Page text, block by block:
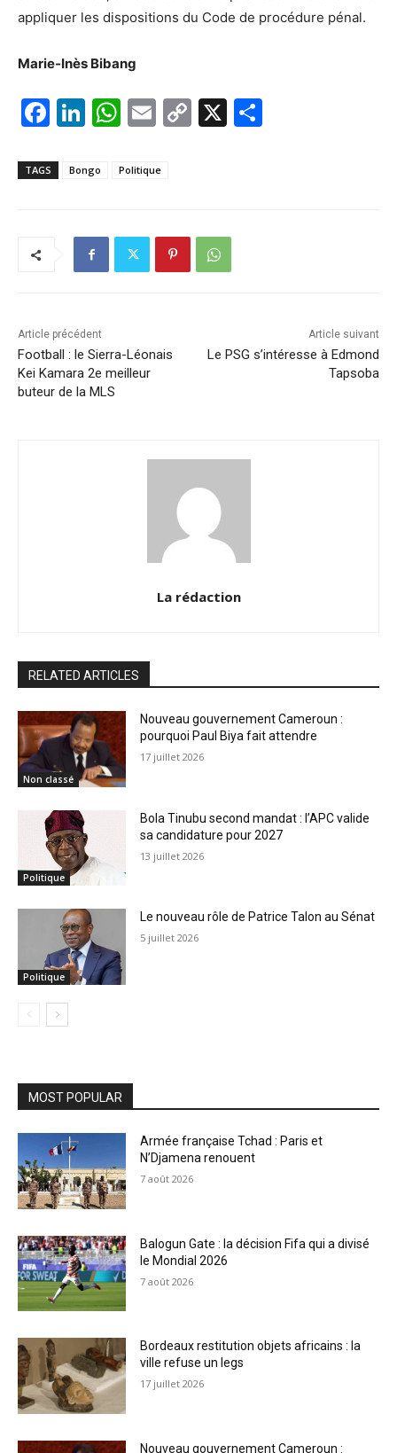
appliquer les dispositions du Code de procédure pénal.
Marie-Inès Bibang
F
c
Li
k
n
W
at
p
p
E
ai
C
n
k
X
TAGS Bongo Politique
Article précédent
Football : le Sierra-Léonais
Kei Kamara 2e meilleur
buteur de la MLS
Article suivant
Le PSG s’intéresse à Edmond
Tapsoba
La rédaction
RELATED ARTICLES
Non classé
Nouveau gouvernement Cameroun :
pourquoi Paul Biya fait attendre
17 juillet 2026
Politique
Bola Tinubu second mandat : l’APC valide
sa candidature pour 2027
13 juillet 2026
Politique
Le nouveau rôle de Patrice Talon au Sénat
5 juillet 2026
MOST POPULAR
Armée française Tchad : Paris et
N’Djamena renouent
7 août 2026
Balogun Gate : la décision Fifa qui a divisé
le Mondial 2026
7 août 2026
Bordeaux restitution objets africains : la
ville refuse un legs
17 juillet 2026
Nouveau gouvernement Cameroun :